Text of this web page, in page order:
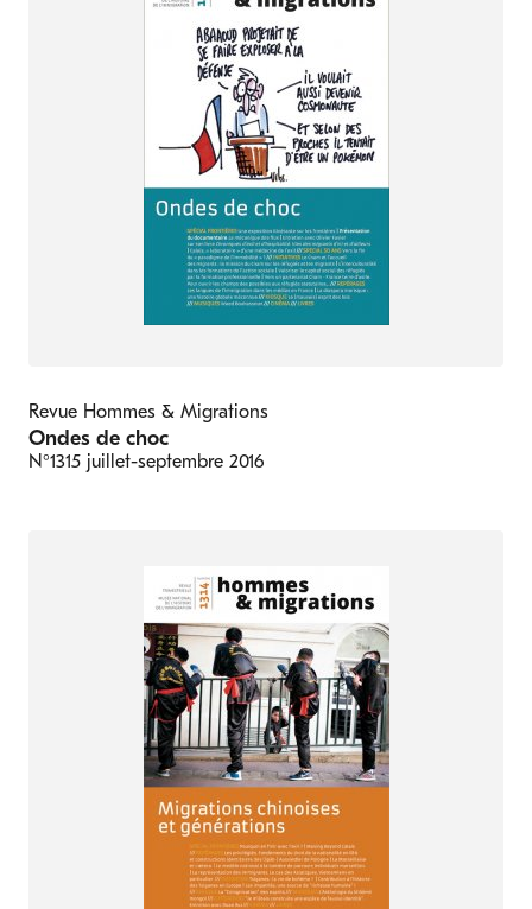
Revue Hommes & Migrations
Ondes de choc
N°1315 juillet-septembre 2016